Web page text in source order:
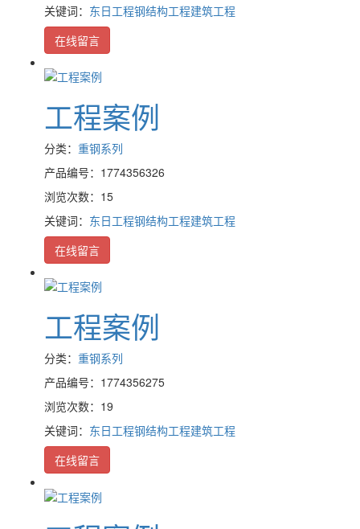
关键词： 东日工程钢结构工程建筑工程
在线留言
工程案例
分类： 重钢系列
产品编号：1774356326
浏览次数：15
关键词： 东日工程钢结构工程建筑工程
在线留言
工程案例
分类： 重钢系列
产品编号：1774356275
浏览次数：19
关键词： 东日工程钢结构工程建筑工程
在线留言